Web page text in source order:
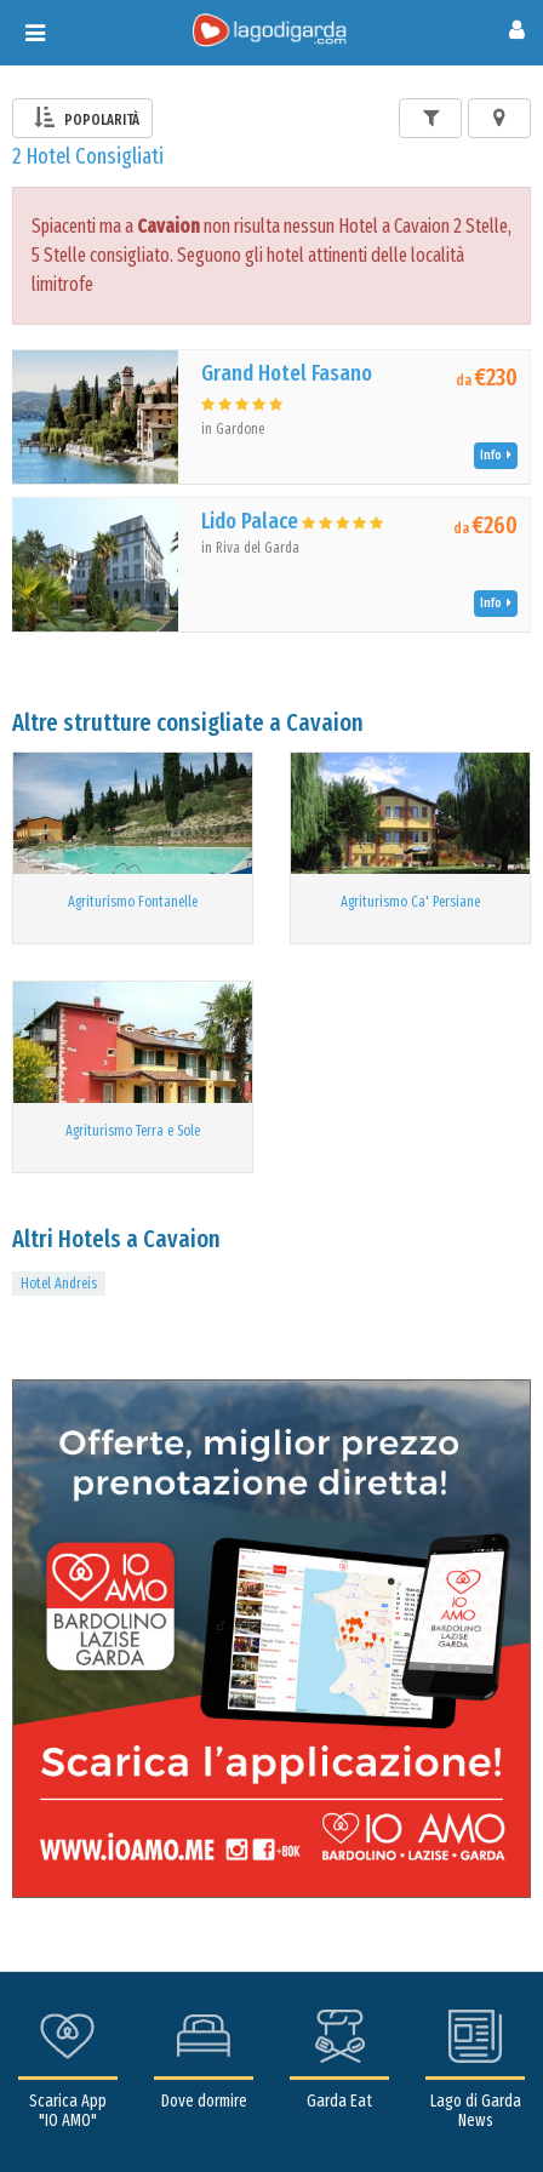
Toggle
navigation
POPOLARITÀ
2 Hotel Consigliati
Spiacenti ma a Cavaionnon risulta nessun Hotel a Cavaion 2 Stelle,
5 Stelle consigliato. Seguono gli hotel attinenti delle località
limitrofe
Grand Hotel Fasano
in Gardone
da€230
Info
Lido Palace
in Riva del Garda
da€260
Info
Altre strutture consigliate a Cavaion
Agriturismo Fontanelle Agriturismo Ca' Persiane
Agriturismo Terra e Sole
Altri Hotels a Cavaion
Hotel Andreis
Scarica App
"IO AMO"
Dove dormire Garda Eat
Lago di Garda
News